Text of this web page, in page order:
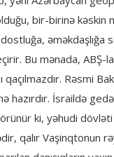
bir-birinə kəskin
əməkdaşlığa
Bu mənada, ABŞ-
qaçılmazdır. Rəsmi
hazırdır. İsraildə
ki, yəhudi
qalır Vaşinqtonun